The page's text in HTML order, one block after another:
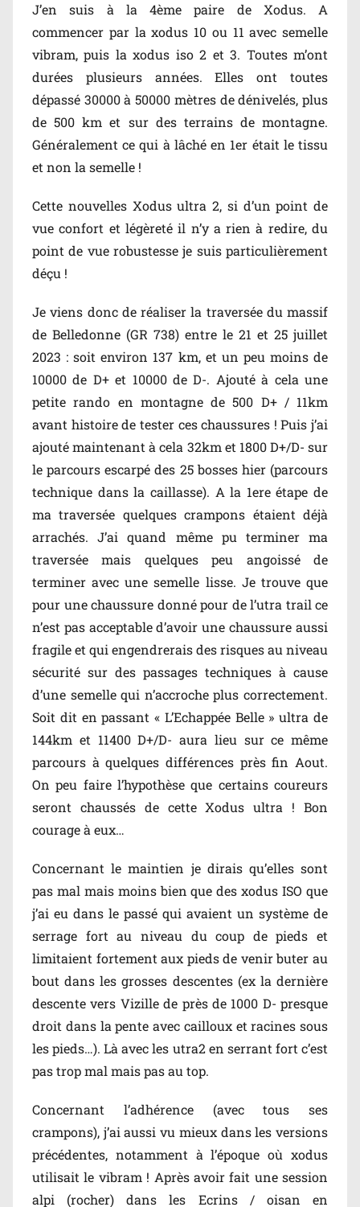
J’en suis à la 4ème paire de Xodus. A
commencer par la xodus 10 ou 11 avec semelle
vibram, puis la xodus iso 2 et 3. Toutes m’ont
durées plusieurs années. Elles ont toutes
dépassé 30000 à 50000 mètres de dénivelés, plus
de 500 km et sur des terrains de montagne.
Généralement ce qui à lâché en 1er était le tissu
et non la semelle !
Cette nouvelles Xodus ultra 2, si d’un point de
vue confort et légèreté il n’y a rien à redire, du
point de vue robustesse je suis particulièrement
déçu !
Je viens donc de réaliser la traversée du massif
de Belledonne (GR 738) entre le 21 et 25 juillet
2023 : soit environ 137 km, et un peu moins de
10000 de D+ et 10000 de D-. Ajouté à cela une
petite rando en montagne de 500 D+ / 11km
avant histoire de tester ces chaussures ! Puis j’ai
ajouté maintenant à cela 32km et 1800 D+/D- sur
le parcours escarpé des 25 bosses hier (parcours
technique dans la caillasse). A la 1ere étape de
ma traversée quelques crampons étaient déjà
arrachés. J’ai quand même pu terminer ma
traversée mais quelques peu angoissé de
terminer avec une semelle lisse. Je trouve que
pour une chaussure donné pour de l’utra trail ce
n’est pas acceptable d’avoir une chaussure aussi
fragile et qui engendrerais des risques au niveau
sécurité sur des passages techniques à cause
d’une semelle qui n’accroche plus correctement.
Soit dit en passant « L’Echappée Belle » ultra de
144km et 11400 D+/D- aura lieu sur ce même
parcours à quelques différences près fin Aout.
On peu faire l’hypothèse que certains coureurs
seront chaussés de cette Xodus ultra ! Bon
courage à eux…
Concernant le maintien je dirais qu’elles sont
pas mal mais moins bien que des xodus ISO que
j’ai eu dans le passé qui avaient un système de
serrage fort au niveau du coup de pieds et
limitaient fortement aux pieds de venir buter au
bout dans les grosses descentes (ex la dernière
descente vers Vizille de près de 1000 D- presque
droit dans la pente avec cailloux et racines sous
les pieds…). Là avec les utra2 en serrant fort c’est
pas trop mal mais pas au top.
Concernant l’adhérence (avec tous ses
crampons), j’ai aussi vu mieux dans les versions
précédentes, notamment à l’époque où xodus
utilisait le vibram ! Après avoir fait une session
alpi (rocher) dans les Ecrins / oisan en